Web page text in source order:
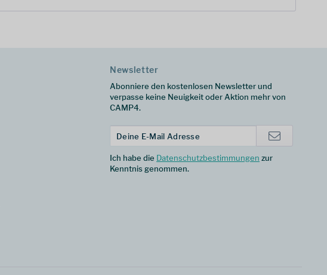
Newsletter
Abonniere den kostenlosen Newsletter und
verpasse keine Neuigkeit oder Aktion mehr von
CAMP4.
Ich habe die Datenschutzbestimmungen zur
Kenntnis genommen.